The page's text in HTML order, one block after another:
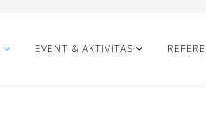
EVENT & AKTIVITAS